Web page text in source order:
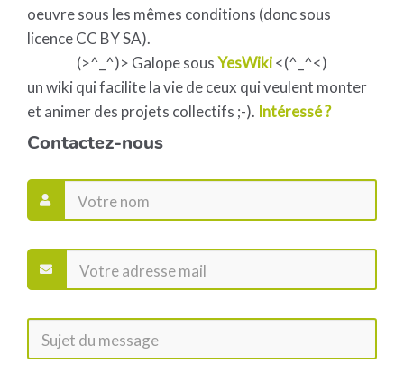
oeuvre sous les mêmes conditions (donc sous
licence CC BY SA).
(>^_^)> Galope sousYesWiki<(^_^<)
un wiki qui facilite la vie de ceux qui veulent monter
et animer des projets collectifs ;-). Intéressé ?
Contactez-nous